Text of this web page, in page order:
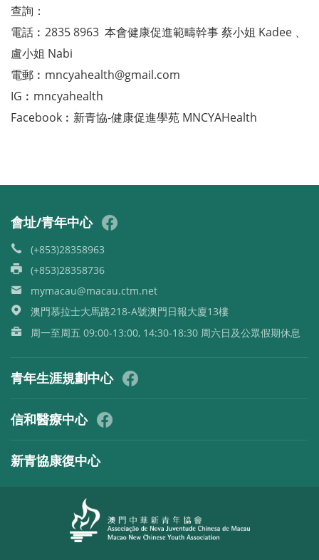
查詢：
電話︰2835 8963 本會健康促進範疇幹事 蔡小姐 Kadee 、
盧小姐 Nabi
電郵︰ mncyahealth@gmail.com
IG︰mncyahealth
Facebook︰新青協-健康促進學苑 MNCYAHealth
會址/青年中心
(+853)28358963
(+853)28358736
mymacau@macau.ctm.net
澳門慕拉士大馬路218-A號澳門日報大廈13樓
周一至周五 09:00-13:00, 14:30-18:30 周六日及公眾假期休息
青年生涯規劃中心
信和醫療中心
新青協康復中心